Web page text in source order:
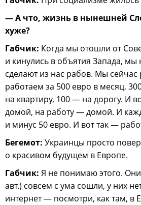
— А что, жизнь в нынешней
хуже?
Габчик: Когда мы отошли от
и кинулись в объятия Запада, мы
сделают из нас рабов. Мы
работаем за 500 евро в месяц,
на квартиру, 100 — на дорогу. И
домой, на работу — домой. И
и минус 50 евро. И вот так —
Бегемот: Украинцы просто
о красивом будущем в Европе.
Габчик: Я не понимаю этого.
авт.) совсем с ума сошли, у них
интернет — посмотри, как там, в